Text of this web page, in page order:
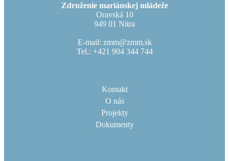
Združenie mariánskej mládeže
Oravská 10
949 01 Nitra
E-mail: zmm@zmm.sk
Tel.: +421 904 344 744
Kontakt
O nás
Projekty
Dokumenty